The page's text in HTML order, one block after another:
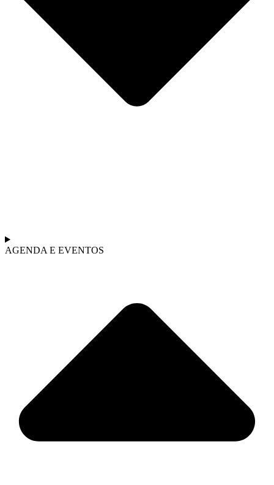
AGENDA E EVENTOS